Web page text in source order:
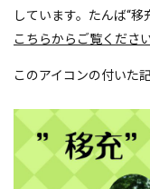
しています。たんば“移
こちらからご覧くださ
このアイコンの付いた